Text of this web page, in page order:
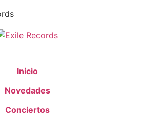
Inicio
Novedades
Conciertos